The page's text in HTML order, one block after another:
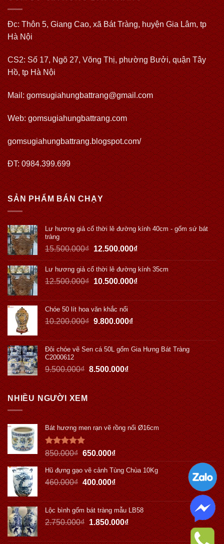
Đc: Thôn 5, Giang Cao, xã Bát Tràng, huyện Gia Lâm, tp
Hà Nội
CS2: Số 17, Ngõ 27, Võng Thị, phường Bưởi, quận Tây
Hồ, tp Hà Nội
Mail: gomsugiahungbattrang@gmail.com
Web:gomsugiahungbattrang.com
gomsugiahungbattrang.blogspot.com/
ĐT: 0984.399.699
SẢN PHẨM BÁN CHẠY
Lư hương giả cổ thời lê đường kính 40cm - gốm sứ bát
tràng
15.500.000₫ 12.500.000₫
Lư hương giả cổ thời lê đường kính 35cm
12.500.000₫ 10.500.000₫
Chóe 50 lít hoa văn khắc nổi
10.200.000₫ 9.800.000₫
Đôi chóe vẽ Sen cá 50L gốm Gia Hưng Bát Tràng
C2000612
9.500.000₫ 8.500.000₫
NHIỀU NGƯỜI XEM
Bát hương men rạn vẽ rồng nổi Ø16cm
Được xếp
hạng5.00
5 sao
850.000₫ 650.000₫
Hũ đựng gạo vẽ cảnh Tùng Chùa 10Kg
460.000₫ 400.000₫
Lộc bình gốm bát tràng mẫu LB58
2.750.000₫ 1.850.000₫